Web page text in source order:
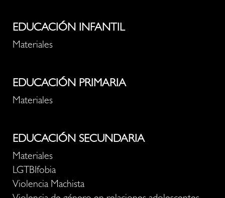
EDUCACIÓN INFANTIL
Materiales
EDUCACIÓN PRIMARIA
Materiales
EDUCACIÓN SECUNDARIA
Materiales
LGTBIfobia
Violencia Machista